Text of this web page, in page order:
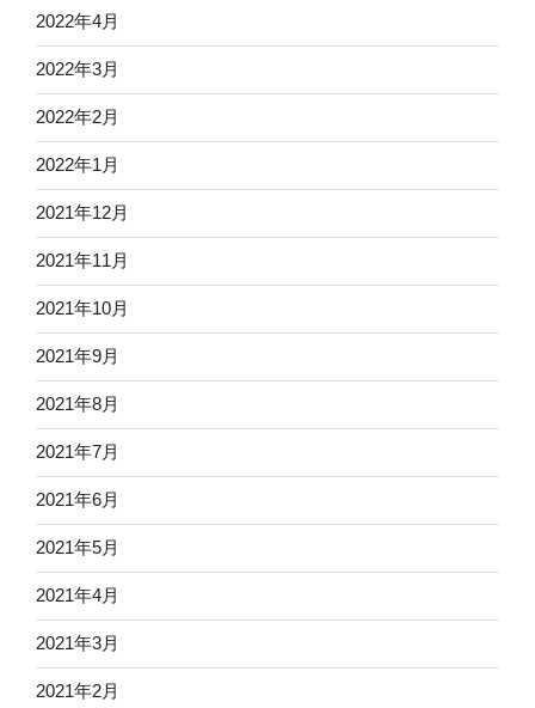
2022年4月
2022年3月
2022年2月
2022年1月
2021年12月
2021年11月
2021年10月
2021年9月
2021年8月
2021年7月
2021年6月
2021年5月
2021年4月
2021年3月
2021年2月